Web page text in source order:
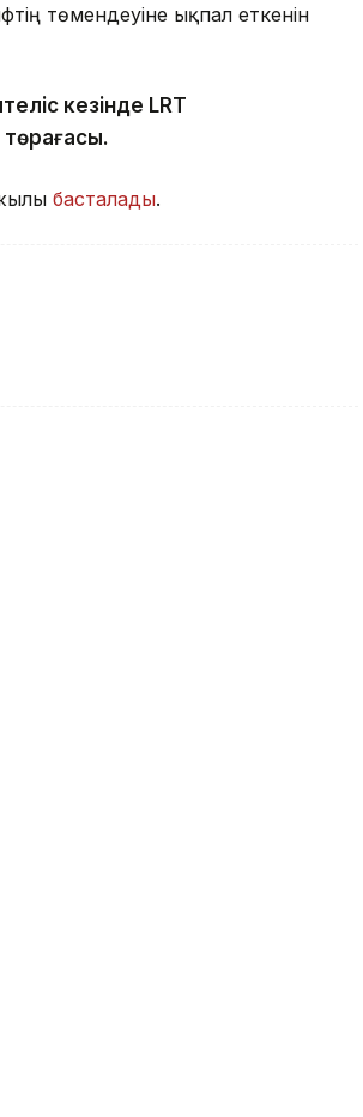
төмендеуіне ықпал еткенін
кезінде LRT
басталады.